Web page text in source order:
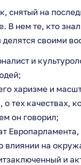
снятый на
В нем те, кто
своими
и
харизме и
о тех качествах,
он говорил;
влиянии на
и